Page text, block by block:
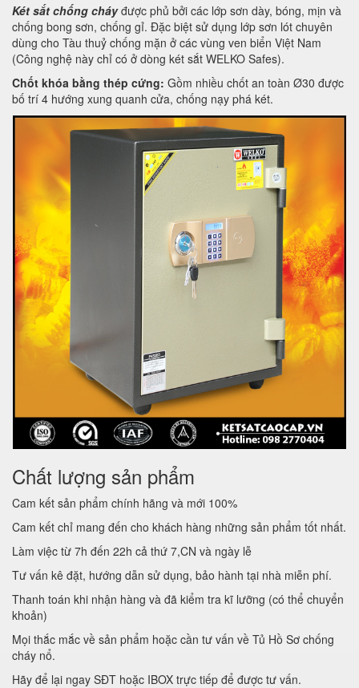
Két sắt chống cháyđược phủ bởi các lớp sơn dày, bóng, mịn và
chống bong sơn, chống gỉ. Đặc biệt sử dụng lớp sơn lót chuyên
dùng cho Tàu thuỷ chống mặn ở các vùng ven biển Việt Nam
(Công nghệ này chỉ có ở dòng két sắt WELKO Safes).
Chốt khóa bằng thép cứng: Gồm nhiều chốt an toàn Ø30 được
bố trí 4 hướng xung quanh cửa, chống nạy phá két.
Chất lượng sản phẩm
Cam kết sản phẩm chính hãng và mới 100%
Cam kết chỉ mang đến cho khách hàng những sản phẩm tốt nhất.
Làm việc từ 7h đến 22h cả thứ 7,CN và ngày lễ
Tư vấn kê đặt, hướng dẫn sử dụng, bảo hành tại nhà miễn phí.
Thanh toán khi nhận hàng và đã kiểm tra kĩ lưỡng (có thể chuyển
khoản)
Mọi thắc mắc về sản phẩm hoặc cần tư vấn về Tủ Hồ Sơ chống
cháy nổ.
Hãy để lại ngay SĐT hoặc IBOX trực tiếp để được tư vấn.